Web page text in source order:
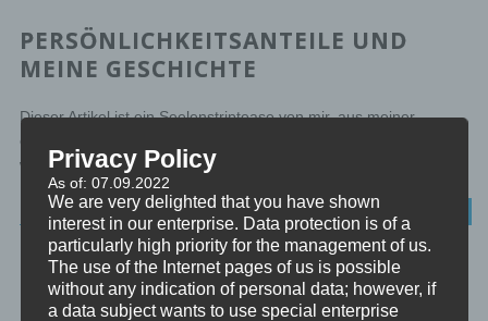
PERSÖNLICHKEITSANTEILE UND
MEINE GESCHICHTE
Dieser Artikel ist ein Seelenstriptease von mir, aus meiner
eigenen Geschichte mit Dissoziationsproblemen und mit dem
was ich geschafft...
DISSOZIATION
DISSOZIALE
PERSÖNLICHKEITSSTÖRUNG
Privacy Policy
As of: 07.09.2022
We are very delighted that you have shown
interest in our enterprise. Data protection is of a
particularly high priority for the management of us.
The use of the Internet pages of us is possible
without any indication of personal data; however, if
a data subject wants to use special enterprise